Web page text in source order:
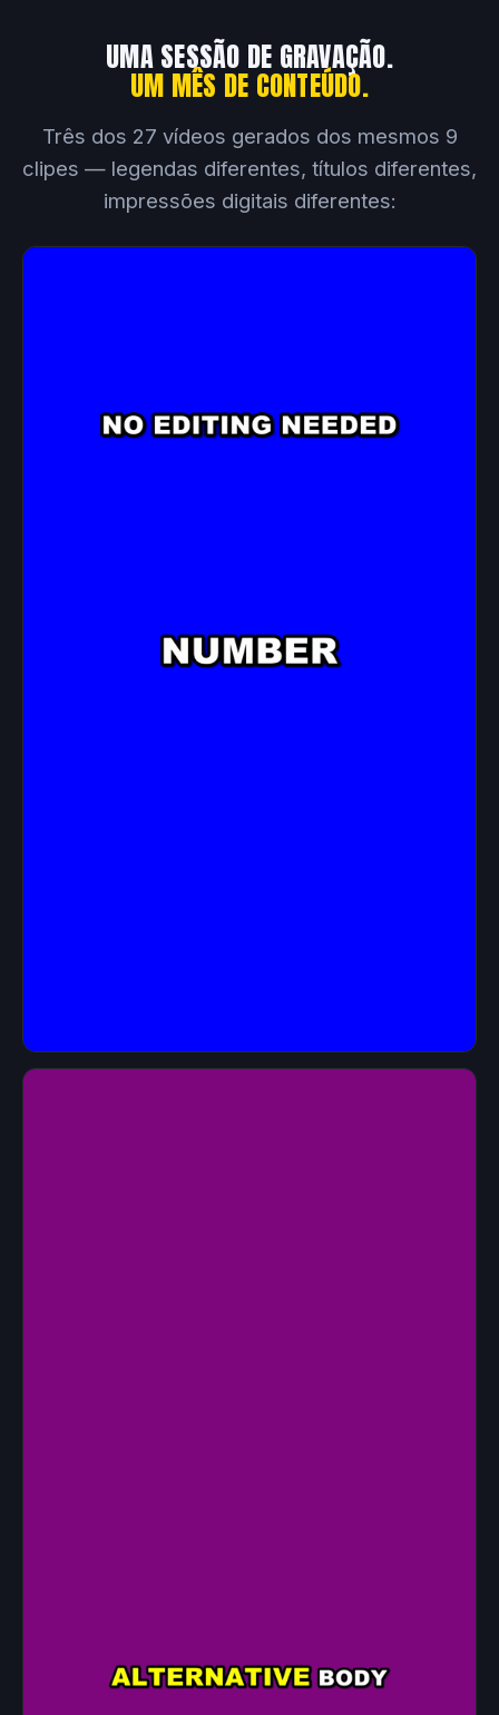
UMA SESSÃO DE GRAVAÇÃO.
UM MÊS DE CONTEÚDO.
Três dos 27 vídeos gerados dos mesmos 9
clipes — legendas diferentes, títulos diferentes,
impressões digitais diferentes: